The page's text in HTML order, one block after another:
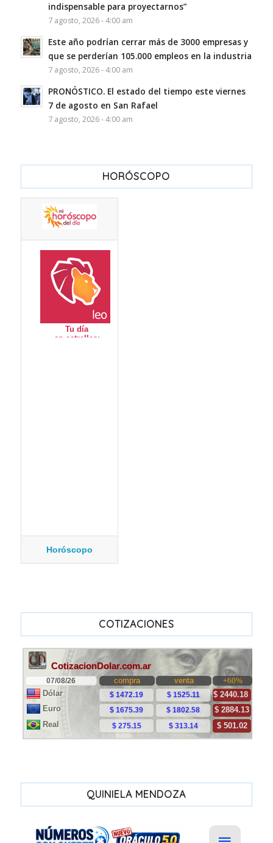
indispensable para proyectarnos”
7 agosto, 2026 - 4:00 am
Este año podrían cerrar más de 3000 empresas y
que se perderían 105.000 empleos en la industria
7 agosto, 2026 - 4:00 am
PRONÓSTICO. El estado del tiempo este viernes
7 de agosto en San Rafael
7 agosto, 2026 - 4:00 am
HORÓSCOPO
Horóscopo
COTIZACIONES
QUINIELA MENDOZA